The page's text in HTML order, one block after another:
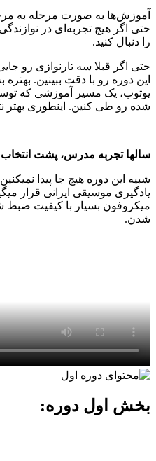
آموزش‌ها به صورت مرحله‌ به‌
حتی اگر هیچ تجربه‌ای در
را دنبال کنید.
حتی اگر قبلا سه تارنوازی رو
این دوره رو با دقت ببینین.
یوتوب، یک مسیر آموزشی که
شده رو طی کنین. اینطوری بهتر
سالها تجربه مدرس، پشت
شبیه این دوره هیچ جا پیدا
یادگیری موسیقی ایرانی قرار
میکروفون بسیار با کیفیت ضبط
شدن.
بخش اول دوره: